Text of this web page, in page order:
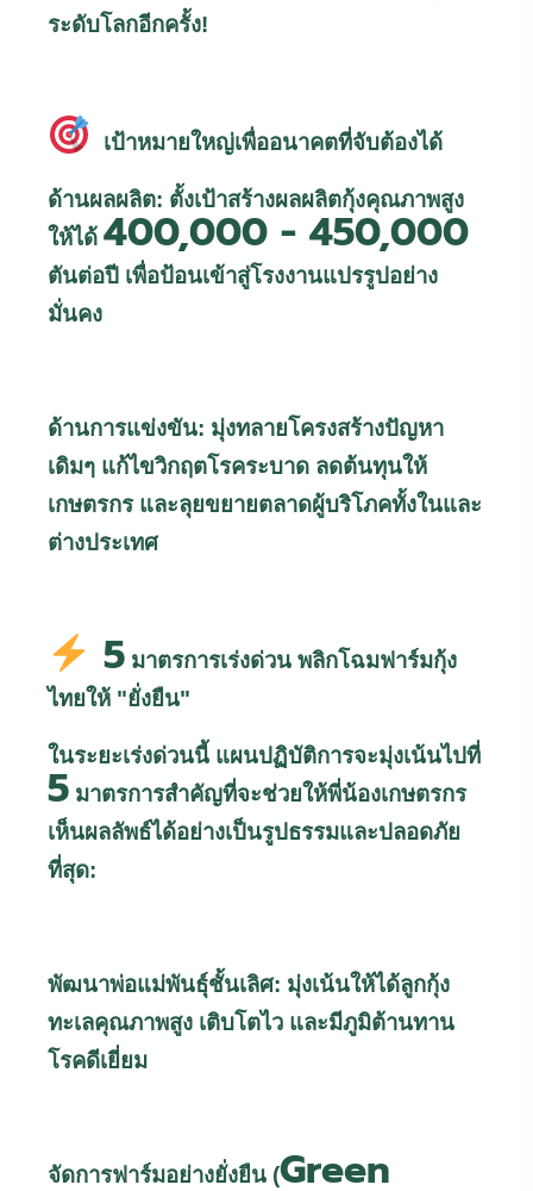
ระดับโลกอีกครั้ง!
เป้าหมายใหญ่เพื่ออนาคตที่จับต้องได้
ด้านผลผลิต: ตั้งเป้าสร้างผลผลิตกุ้งคุณภาพสูง
ให้ได้ 400,000 - 450,000
ตันต่อปี เพื่อป้อนเข้าสู่โรงงานแปรรูปอย่าง
มั่นคง
ด้านการแข่งขัน: มุ่งทลายโครงสร้างปัญหา
เดิมๆ แก้ไขวิกฤตโรคระบาด ลดต้นทุนให้
เกษตรกร และลุยขยายตลาดผู้บริโภคทั้งในและ
ต่างประเทศ
5 มาตรการเร่งด่วน พลิกโฉมฟาร์มกุ้ง
ไทยให้ "ยั่งยืน"
ในระยะเร่งด่วนนี้ แผนปฏิบัติการจะมุ่งเน้นไปที่
5 มาตรการสำคัญที่จะช่วยให้พี่น้องเกษตรกร
เห็นผลลัพธ์ได้อย่างเป็นรูปธรรมและปลอดภัย
ที่สุด:
พัฒนาพ่อแม่พันธุ์ชั้นเลิศ: มุ่งเน้นให้ได้ลูกกุ้ง
ทะเลคุณภาพสูง เติบโตไว และมีภูมิต้านทาน
โรคดีเยี่ยม
จัดการฟาร์มอย่างยั่งยืน (Green